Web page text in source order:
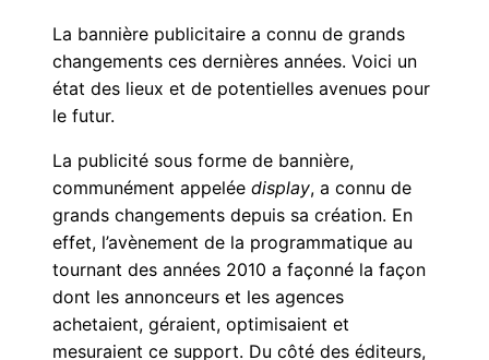
La bannière publicitaire a connu de grands
changements ces dernières années. Voici un
état des lieux et de potentielles avenues pour
le futur.
La publicité sous forme de bannière,
communément appelée display, a connu de
grands changements depuis sa création. En
effet, l’avènement de la programmatique au
tournant des années 2010 a façonné la façon
dont les annonceurs et les agences
achetaient, géraient, optimisaient et
mesuraient ce support. Du côté des éditeurs,